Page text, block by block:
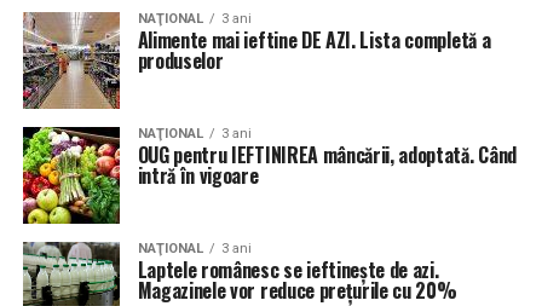
NAŢIONAL 3 ani
Alimente mai ieftine DE AZI. Lista completă a
produselor
NAŢIONAL 3 ani
OUG pentru IEFTINIREA mâncării, adoptată. Când
intră în vigoare
NAŢIONAL 3 ani
Laptele românesc se ieftinește de azi.
Magazinele vor reduce prețurile cu 20%